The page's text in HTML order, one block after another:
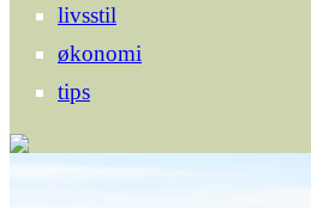
livsstil
økonomi
tips